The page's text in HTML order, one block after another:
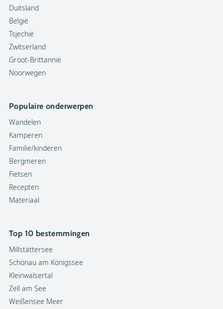
Duitsland
België
Tsjechië
Zwitserland
Groot-Brittannië
Noorwegen
Populaire onderwerpen
Wandelen
Kamperen
Familie/kinderen
Bergmeren
Fietsen
Recepten
Materiaal
Top 10 bestemmingen
Millstättersee
Schönau am Königssee
Kleinwalsertal
Zell am See
Weißensee Meer